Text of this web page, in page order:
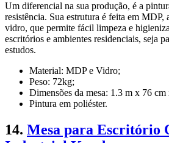
Um diferencial na sua produção, é a
resistência. Sua estrutura é feita em MDP,
vidro, que permite fácil limpeza e
escritórios e ambientes residenciais, seja
estudos.
Material: MDP e Vidro;
Peso: 72kg;
Dimensões da mesa: 1.3 m x 76 cm
Pintura em poliéster.
14. Mesa para Escritório